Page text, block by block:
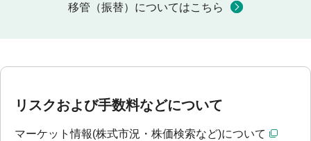
移管（振替）についてはこちら
リスクおよび手数料などについて
マーケット情報(株式市況・株価検索など)について